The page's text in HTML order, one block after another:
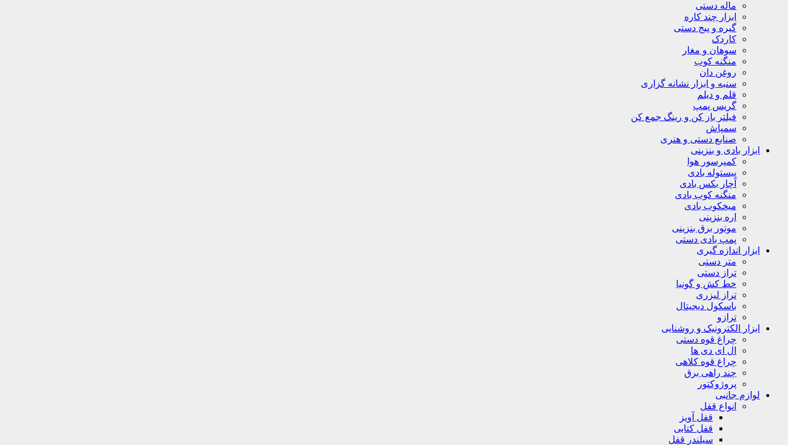
ماله دستی
ابزار چند کاره
گیره و پیج دستی
کاردک
سوهان و مغار
منگنه کوب
روغن دان
سنبه و ابزار نشانه گزاری
قلم و دیلم
گریس پمپ
فیلتر باز کن و رینگ جمع کن
سمپاش
صنایع دستی و هنری
ابزار بادی و بنزینی
کمپرسور هوا
پیستوله بادی
آچار بکس بادی
منگنه کوب بادی
میخکوب بادی
اره بنزینی
موتور برق بنزینی
پمپ بادی دستی
ابزار اندازه گیری
متر دستی
تراز دستی
خط کش و گونیا
تراز لیزری
باسکول دیجیتال
ترازو
ابزار الکترونیک و روشنایی
چراغ قوه دستی
ال ای دی ها
چراغ قوه کلاهی
چند راهی برق
پروژوکتور
لوازم جانبی
انواع قفل
قفل آویز
قفل کتابی
سیلندر قفل